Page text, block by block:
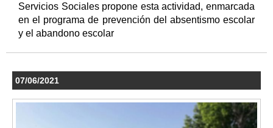
Servicios Sociales propone esta actividad, enmarcada
en el programa de prevención del absentismo escolar
y el abandono escolar
07/06/2021